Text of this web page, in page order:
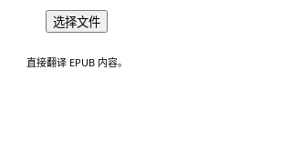
选择文件
直接翻译 EPUB 内容。